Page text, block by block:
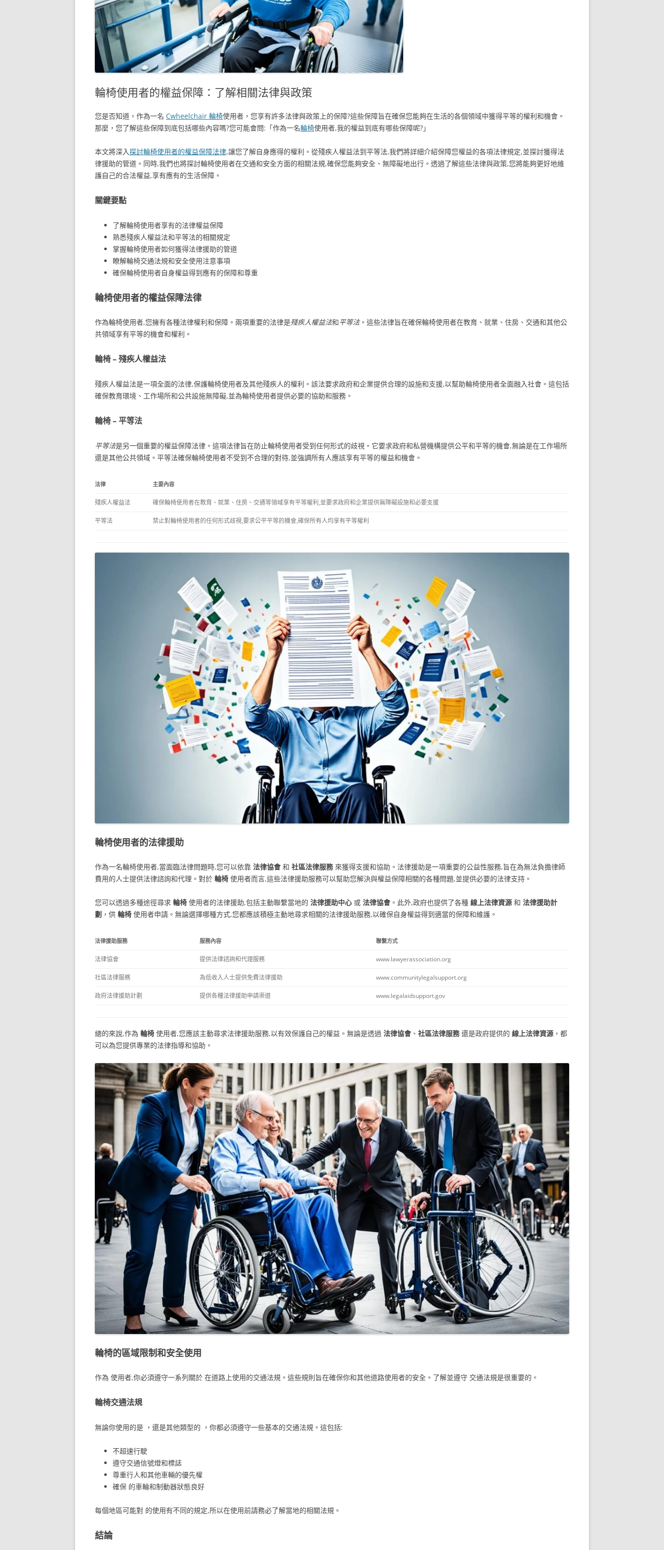
輪椅使用者的權益保障：了解相關法律與政策
您是否知道，作為一名 Cwheelchair 輪椅使用者，您享有許多法律與政策上的保障?這些保障旨在確保您能夠在生活的各個領域中獲得平等的權利和機會。
那麼，您了解這些保障到底包括哪些內容嗎?您可能會問:「作為一名輪椅使用者,我的權益到底有哪些保障呢?」
本文將深入探討輪椅使用者的權益保障法律,讓您了解自身應得的權利。從殘疾人權益法到平等法,我們將詳細介紹保障您權益的各項法律規定,並探討獲得法
律援助的管道。同時,我們也將探討輪椅使用者在交通和安全方面的相關法規,確保您能夠安全、無障礙地出行。透過了解這些法律與政策,您將能夠更好地維
護自己的合法權益,享有應有的生活保障。
關鍵要點
了解輪椅使用者享有的法律權益保障
熟悉殘疾人權益法和平等法的相關規定
掌握輪椅使用者如何獲得法律援助的管道
瞭解輪椅交通法規和安全使用注意事項
確保輪椅使用者自身權益得到應有的保障和尊重
輪椅使用者的權益保障法律
作為輪椅使用者,您擁有各種法律權利和保障。兩項重要的法律是殘疾人權益法和平等法。這些法律旨在確保輪椅使用者在教育、就業、住房、交通和其他公
共領域享有平等的機會和權利。
輪椅 – 殘疾人權益法
殘疾人權益法是一項全面的法律,保護輪椅使用者及其他殘疾人的權利。該法要求政府和企業提供合理的設施和支援,以幫助輪椅使用者全面融入社會。這包括
確保教育環境、工作場所和公共設施無障礙,並為輪椅使用者提供必要的協助和服務。
輪椅 – 平等法
平等法是另一個重要的權益保障法律。這項法律旨在防止輪椅使用者受到任何形式的歧視。它要求政府和私營機構提供公平和平等的機會,無論是在工作場所
還是其他公共領域。平等法確保輪椅使用者不受到不合理的對待,並強調所有人應該享有平等的權益和機會。
法律 主要內容
殘疾人權益法 確保輪椅使用者在教育、就業、住房、交通等領域享有平等權利,並要求政府和企業提供無障礙設施和必要支援
平等法 禁止對輪椅使用者的任何形式歧視,要求公平平等的機會,確保所有人均享有平等權利
輪椅使用者的法律援助
作為一名輪椅使用者,當面臨法律問題時,您可以依靠 法律協會和 社區法律服務 來獲得支援和協助。法律援助是一項重要的公益性服務,旨在為無法負擔律師
費用的人士提供法律諮詢和代理。對於 輪椅 使用者而言,這些法律援助服務可以幫助您解決與權益保障相關的各種問題,並提供必要的法律支持。
您可以透過多種途徑尋求 輪椅 使用者的法律援助,包括主動聯繫當地的 法律援助中心 或 法律協會。此外,政府也提供了各種 線上法律資源 和 法律援助計
劃 ，供 輪椅 使用者申請。無論選擇哪種方式,您都應該積極主動地尋求相關的法律援助服務,以確保自身權益得到適當的保障和維護。
法律援助服務 服務內容 聯繫方式
法律協會 提供法律諮詢和代理服務 www.lawyerassociation.org
社區法律服務 為低收入人士提供免費法律援助 www.communitylegalsupport.org
政府法律援助計劃 提供各種法律援助申請渠道 www.legalaidsupport.gov
總的來說,作為 輪椅 使用者,您應該主動尋求法律援助服務,以有效保護自己的權益。無論是透過 法律協會、 社區法律服務 還是政府提供的 線上法律資源 ，都
可以為您提供專業的法律指導和協助。
輪椅的區域限制和安全使用
作為 使用者,你必須遵守一系列關於 在道路上使用的交通法規。這些規則旨在確保你和其他道路使用者的安全。了解並遵守 交通法規是很重要的。
輪椅交通法規
無論你使用的是 ，還是其他類型的 ，你都必須遵守一些基本的交通法規。這包括:
不超速行駛
遵守交通信號燈和標誌
尊重行人和其他車輛的優先權
確保 的車輪和制動器狀態良好
每個地區可能對 的使用有不同的規定,所以在使用前請務必了解當地的相關法規。
結論